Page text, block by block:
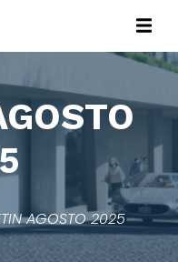
AGOSTO 2025